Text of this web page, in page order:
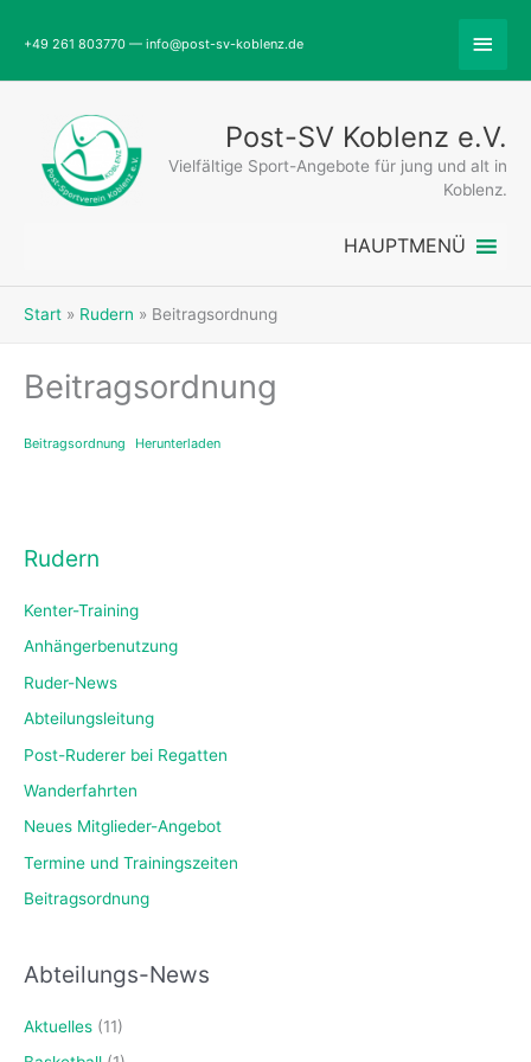
Inhalt+49 261 803770 — info@post-sv-koblenz.de
Post-SV Koblenz e.V.
Vielfältige Sport-Angebote für jung und alt in
Koblenz.
HAUPTMENÜ
Start Rudern Beitragsordnung
Beitragsordnung
Beitragsordnung Herunterladen
Rudern
Kenter-Training
Anhängerbenutzung
Ruder-News
Abteilungsleitung
Post-Ruderer bei Regatten
Wanderfahrten
Neues Mitglieder-Angebot
Termine und Trainingszeiten
Beitragsordnung
Abteilungs-News
Aktuelles (11)